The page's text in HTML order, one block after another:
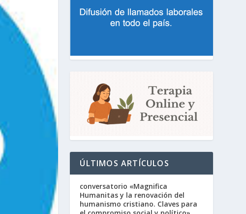
ÚLTIMOS ARTÍCULOS
conversatorio «Magnifica
Humanitas y la renovación del
humanismo cristiano. Claves para